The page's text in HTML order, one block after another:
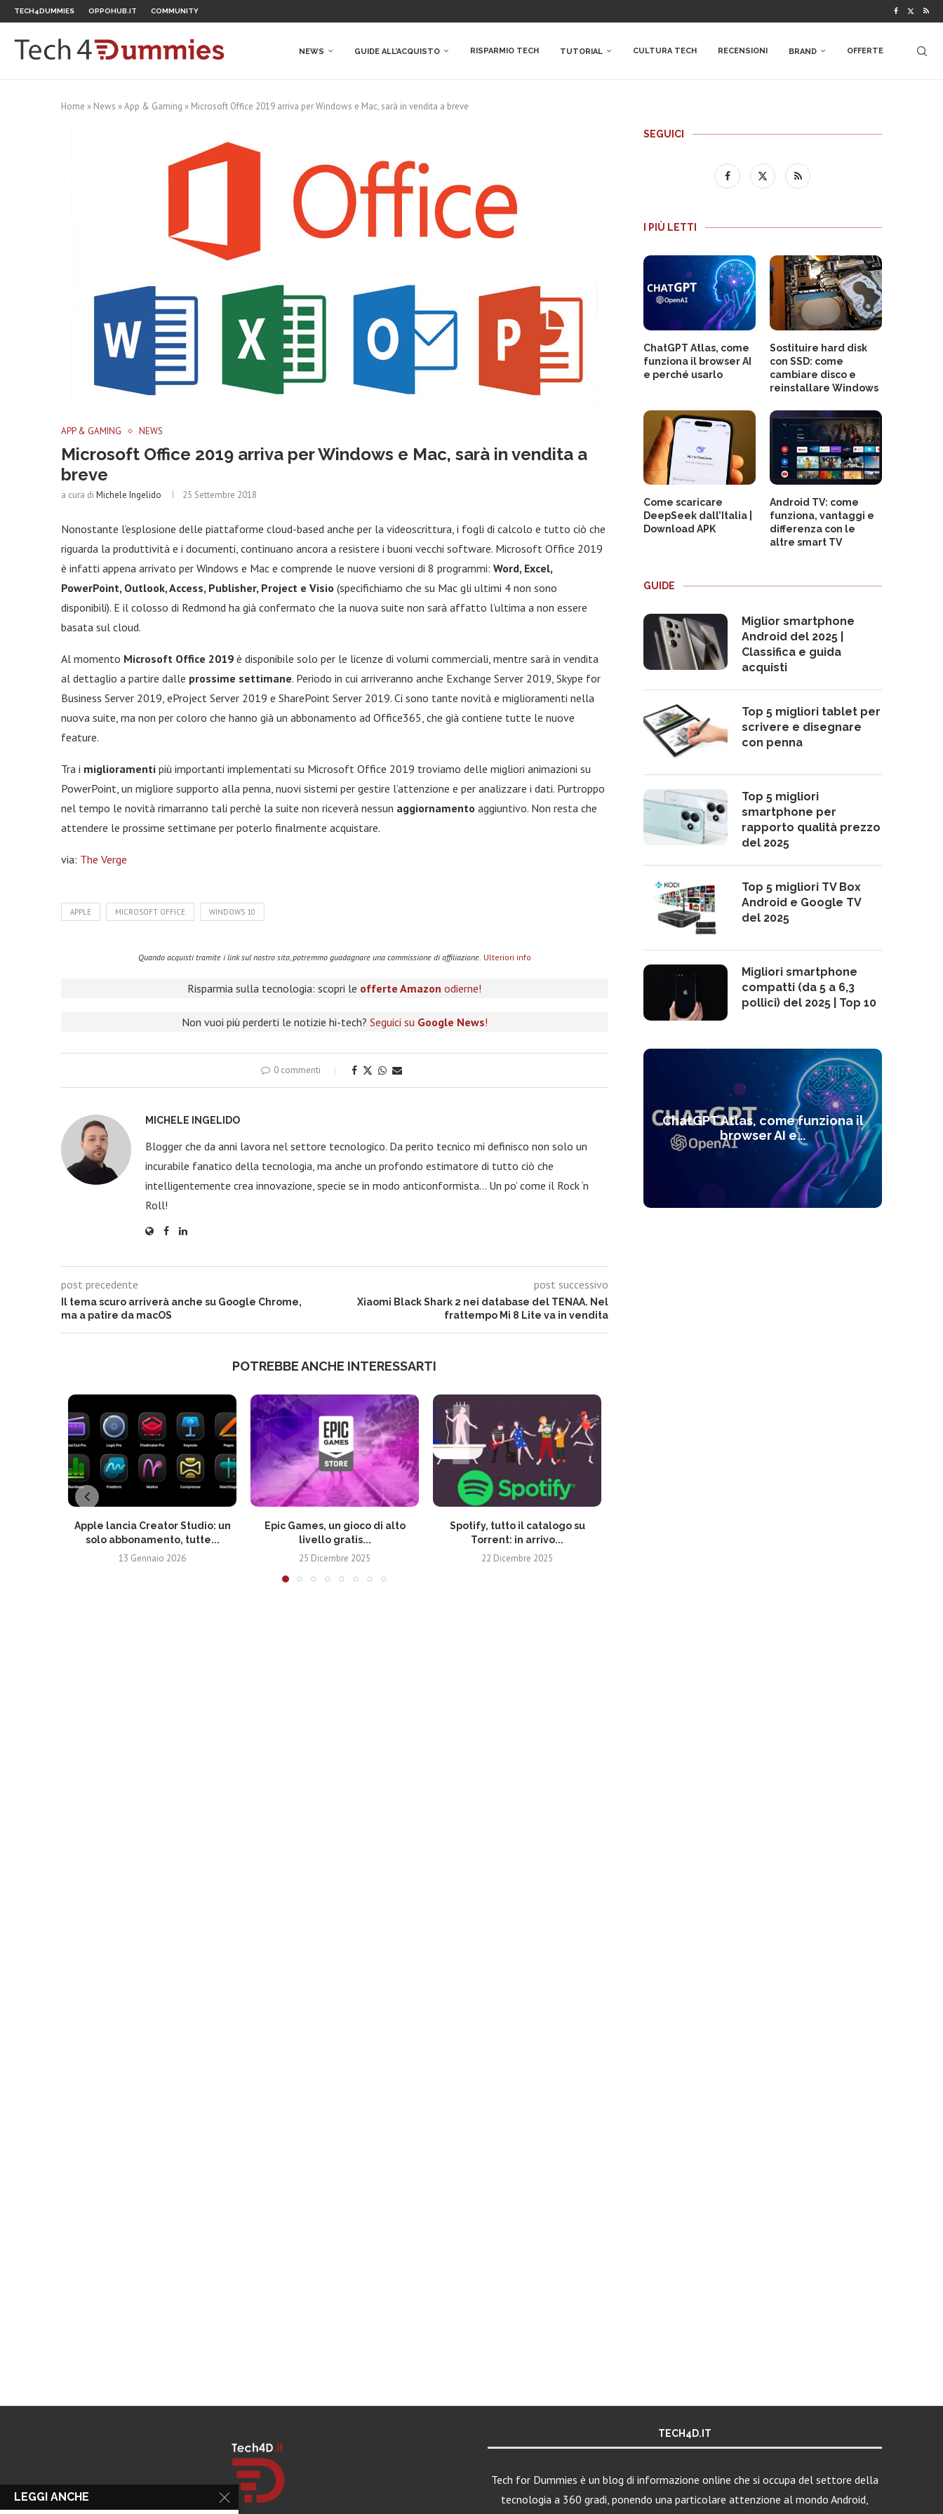
TECH4DUMMIES OPPOHUB.IT COMMUNITY
NEWS GUIDE ALL’ACQUISTO RISPARMIO TECH TUTORIAL CULTURA TECH RECENSIONI BRAND OFFERTE
Home » News »App & Gaming » Microsoft Office 2019 arriva per Windows e Mac, sarà in vendita a breve
APP & GAMING NEWS
Microsoft Office 2019 arriva per Windows e Mac, sarà in vendita a
breve
a cura di Michele Ingelido 25 Settembre 2018
Nonostante l’esplosione delle piattaforme cloud-based anche per la videoscrittura, i fogli di calcolo e tutto ciò che
riguarda la produttività e i documenti, continuano ancora a resistere i buoni vecchi software. Microsoft Office 2019
è infatti appena arrivato per Windows e Mac e comprende le nuove versioni di 8 programmi: Word, Excel,
PowerPoint, Outlook, Access, Publisher, Project e Visio (specifichiamo che su Mac gli ultimi 4 non sono
disponibili). E il colosso di Redmond ha già confermato che la nuova suite non sarà affatto l’ultima a non essere
basata sul cloud.
Al momento Microsoft Office 2019 è disponibile solo per le licenze di volumi commerciali, mentre sarà in vendita
al dettaglio a partire dalle prossime settimane. Periodo in cui arriveranno anche Exchange Server 2019, Skype for
Business Server 2019, eProject Server 2019 e SharePoint Server 2019. Ci sono tante novità e miglioramenti nella
nuova suite, ma non per coloro che hanno già un abbonamento ad Office365, che già contiene tutte le nuove
feature.
Tra i miglioramenti più importanti implementati su Microsoft Office 2019 troviamo delle migliori animazioni su
PowerPoint, un migliore supporto alla penna, nuovi sistemi per gestire l’attenzione e per analizzare i dati. Purtroppo
nel tempo le novità rimarranno tali perchè la suite non riceverà nessun aggiornamento aggiuntivo. Non resta che
attendere le prossime settimane per poterlo finalmente acquistare.
via: The Verge
APPLE MICROSOFT OFFICE WINDOWS 10
Quando acquisti tramite i link sul nostro sito, potremmo guadagnare una commissione di affiliazione. Ulteriori info
Risparmia sulla tecnologia: scopri le offerte Amazon odierne!
Non vuoi più perderti le notizie hi-tech? Seguici su Google News!
0 commenti
MICHELE INGELIDO
Blogger che da anni lavora nel settore tecnologico. Da perito tecnico mi definisco non solo un
incurabile fanatico della tecnologia, ma anche un profondo estimatore di tutto ciò che
intelligentemente crea innovazione, specie se in modo anticonformista… Un po’ come il Rock ‘n
Roll!
post precedente
Il tema scuro arriverà anche su Google Chrome,
ma a patire da macOS
post successivo
Xiaomi Black Shark 2 nei database del TENAA. Nel
frattempo Mi 8 Lite va in vendita
POTREBBE ANCHE INTERESSARTI
Apple lancia Creator Studio: un
solo abbonamento, tutte...
13 Gennaio 2026
Epic Games, un gioco di alto
livello gratis...
25 Dicembre 2025
Spotify, tutto il catalogo su
Torrent: in arrivo...
22 Dicembre 2025
SEGUICI
I PIÙ LETTI
ChatGPT Atlas, come
funziona il browser AI
e perché usarlo
Sostituire hard disk
con SSD: come
cambiare disco e
reinstallare Windows
Come scaricare
DeepSeek dall’Italia |
Download APK
Android TV: come
funziona, vantaggi e
differenza con le
altre smart TV
GUIDE
Miglior smartphone
Android del 2025 |
Classifica e guida
acquisti
Top 5 migliori tablet per
scrivere e disegnare
con penna
Top 5 migliori
smartphone per
rapporto qualità prezzo
del 2025
Top 5 migliori TV Box
Android e Google TV
del 2025
Migliori smartphone
compatti (da 5 a 6,3
pollici) del 2025 | Top 10
ChatGPT Atlas, come funziona il
browser AI e...
TECH4D.IT
Tech for Dummies è un blog di informazione online che si occupa del settore della
tecnologia a 360 gradi, ponendo una particolare attenzione al mondo Android,
LEGGI ANCHE